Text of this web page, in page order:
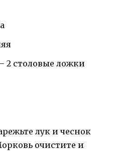
2 столовые ложки
лук и чеснок
очистите и